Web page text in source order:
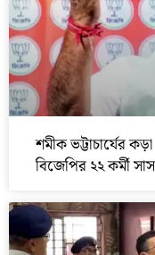
শমীক ভট্টাচার্যের
বিজেপির ২২ কর্মী